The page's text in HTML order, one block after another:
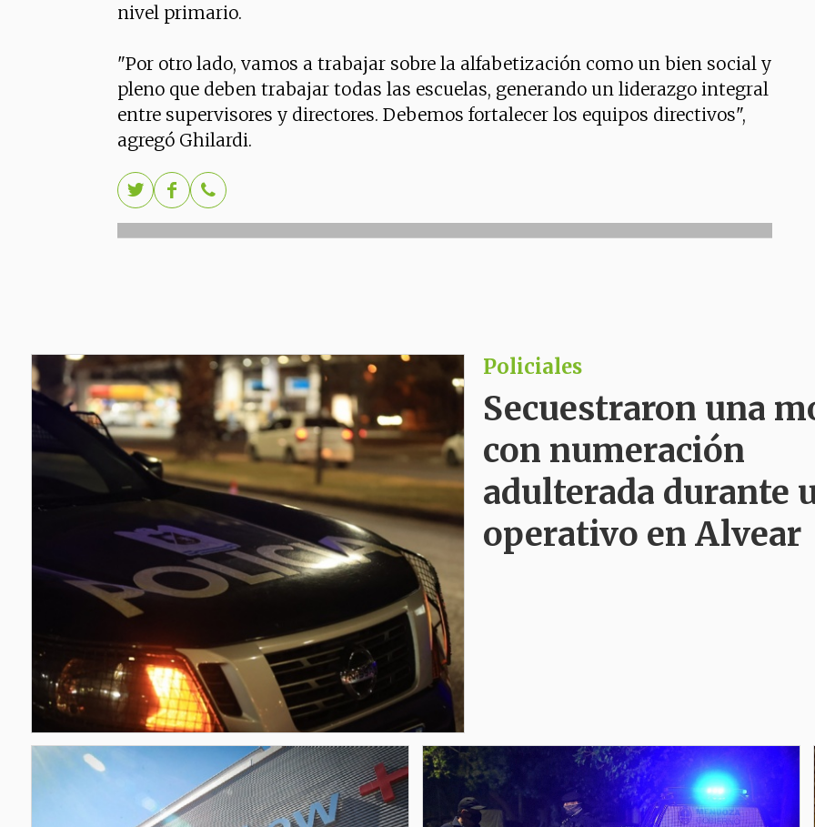
nivel primario.
"Por otro lado, vamos a trabajar sobre la alfabetización como un bien social y
pleno que deben trabajar todas las escuelas, generando un liderazgo integral
entre supervisores y directores. Debemos fortalecer los equipos directivos",
agregó Ghilardi.
Policiales
Secuestraron una
con numeración
adulterada durante
operativo en Alvear